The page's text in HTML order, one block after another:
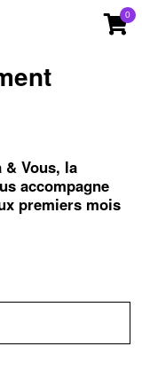
0
Vous, la
accompagne
premiers mois